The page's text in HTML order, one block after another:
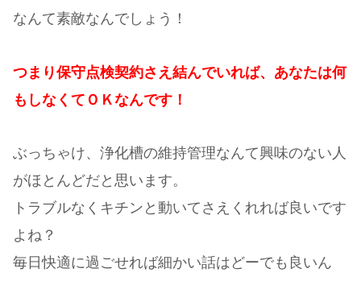
なんて素敵なんでしょう！
つまり保守点検契約さえ結んでいれば、あなたは何
もしなくてＯＫなんです！
ぶっちゃけ、浄化槽の維持管理なんて興味のない人
がほとんどだと思います。
トラブルなくキチンと動いてさえくれれば良いです
よね？
毎日快適に過ごせれば細かい話はどーでも良いん